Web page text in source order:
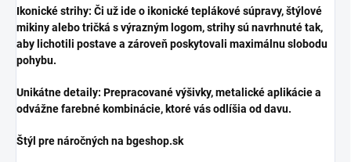
​Ikonické strihy: Či už ide o ikonické teplákové súpravy, štýlové
mikiny alebo tričká s výrazným logom, strihy sú navrhnuté tak,
aby lichotili postave a zároveň poskytovali maximálnu slobodu
pohybu.
​Unikátne detaily: Prepracované výšivky, metalické aplikácie a
odvážne farebné kombinácie, ktoré vás odlíšia od davu.
​Štýl pre náročných na bgeshop.sk